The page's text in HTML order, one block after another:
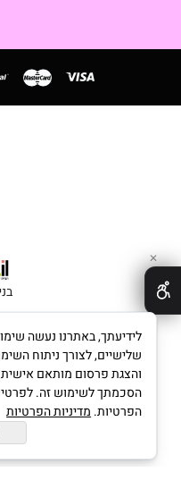
✕
שלישיים, לצורך ניתוח
והצגת פרסום מותאם
הסכמתך לשימוש זה. לפרטים
הפרטיות. מדיניות הפרטיות